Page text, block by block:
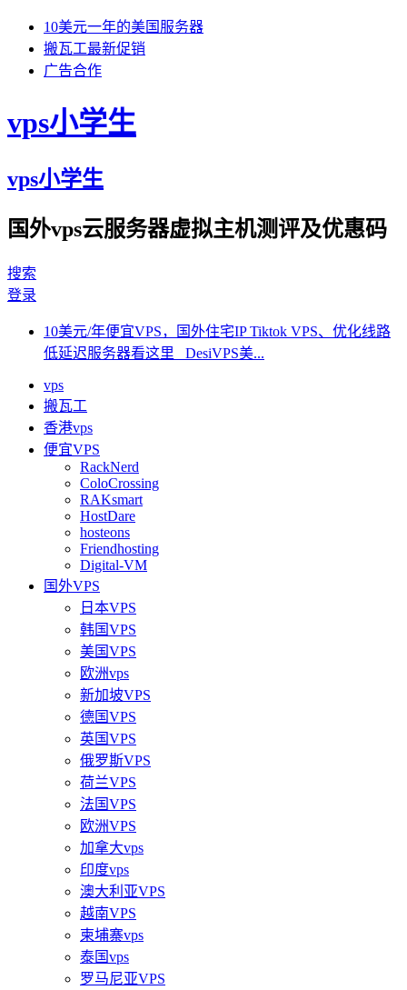
10美元一年的美国服务器
搬瓦工最新促销
广告合作
vps小学生
vps小学生
国外vps云服务器虚拟主机测评及优惠码
搜索
登录
10美元/年便宜VPS，国外住宅IP Tiktok VPS、优化线路
低延迟服务器看这里 DesiVPS美...
vps
搬瓦工
香港vps
便宜VPS
RackNerd
ColoCrossing
RAKsmart
HostDare
hosteons
Friendhosting
Digital-VM
国外VPS
日本VPS
韩国VPS
美国VPS
欧洲vps
新加坡VPS
德国VPS
英国VPS
俄罗斯VPS
荷兰VPS
法国VPS
欧洲VPS
加拿大vps
印度vps
澳大利亚VPS
越南VPS
柬埔寨vps
泰国vps
罗马尼亚VPS